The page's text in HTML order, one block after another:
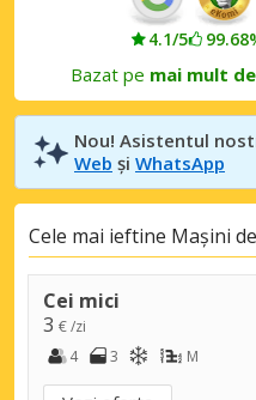
4.1/5
Bazat pe mai mult
Nou! Asistentul
Web și WhatsApp
Cele mai ieftine Mașini
Cei mici
3 € /zi
4
3 M